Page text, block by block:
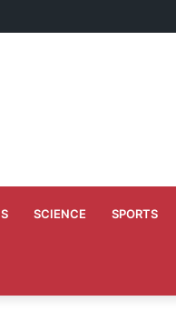
न्योता भोज
SCIENCE SPORTS